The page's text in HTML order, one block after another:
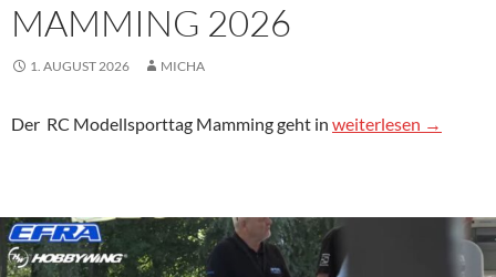
MAMMING 2026
1. AUGUST 2026 MICHA
Der RC Modellsporttag Mamming geht in Neue Infos zum RC
weiterlesen →